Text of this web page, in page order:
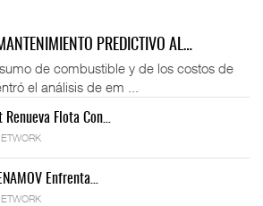
PREDICTIVO AL…
de combustible y de los costos de
el análisis de em ...
Flota Con…
Enfrenta…